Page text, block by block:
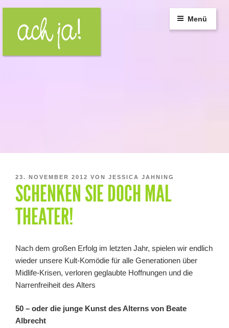
springen
Menü
VERÖFFENTLICHT
AM
23. NOVEMBER 2012 VON JESSICA JAHNING
SCHENKEN SIE DOCH MAL
THEATER!
Nach dem großen Erfolg im letzten Jahr, spielen wir endlich
wieder unsere Kult-Komödie für alle Generationen über
Midlife-Krisen, verloren geglaubte Hoffnungen und die
Narrenfreiheit des Alters
50 – oder die junge Kunst des Alterns von Beate
Albrecht